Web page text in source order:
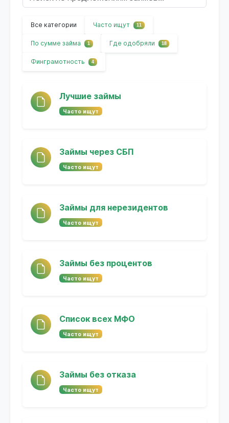
Все категории Часто ищут 11
По сумме займа 1 Где одобряли 18
Финграмотность 4
Лучшие займы
Часто ищут
Займы через СБП
Часто ищут
Займы для нерезидентов
Часто ищут
Займы без процентов
Часто ищут
Список всех МФО
Часто ищут
Займы без отказа
Часто ищут